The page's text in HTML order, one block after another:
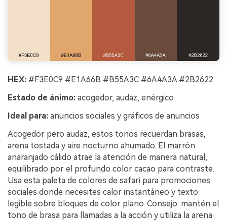
HEX: #F3E0C9 #E1A66B #B55A3C #6A4A3A #2B2622
Estado de ánimo: acogedor, audaz, enérgico
Ideal para: anuncios sociales y gráficos de anuncios
Acogedor pero audaz, estos tonos recuerdan brasas,
arena tostada y aire nocturno ahumado. El marrón
anaranjado cálido atrae la atención de manera natural,
equilibrado por el profundo color cacao para contraste.
Usa esta paleta de colores de safari para promociones
sociales donde necesites calor instantáneo y texto
legible sobre bloques de color plano. Consejo: mantén el
tono de brasa para llamadas a la acción y utiliza la arena